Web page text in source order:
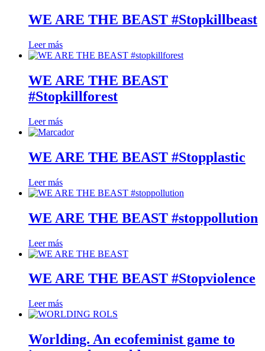
WE ARE THE BEAST #Stopkillbeast
Leer más
WE ARE THE BEAST
#Stopkillforest
Leer más
WE ARE THE BEAST #Stopplastic
Leer más
WE ARE THE BEAST #stoppollution
Leer más
WE ARE THE BEAST #Stopviolence
Leer más
Worlding. An ecofeminist game to